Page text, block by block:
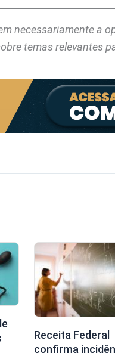
necessariamente a
temas relevantes
Receita Federal
confirma